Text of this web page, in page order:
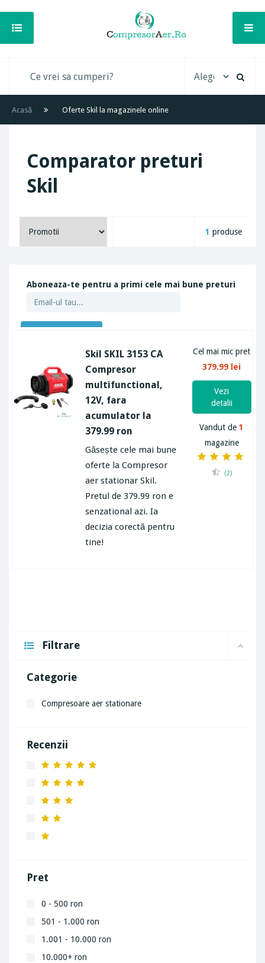
Acasă Oferte Skil la magazinele online
Comparator preturi
Skil
1 produse
Aboneaza-te pentru a primi cele mai bune preturi
Skil SKIL 3153 CA
Compresor
multifunctional,
12V, fara
acumulator la
379.99 ron
Găsește cele mai bune
oferte la Compresor
aer stationar Skil.
Pretul de 379.99 ron e
senzational azi. Ia
decizia corectă pentru
tine!
Cel mai mic pret
379.99 lei
Vezi
detalii
Vandut de1
magazine
(2)
Filtrare
Categorie
Compresoare aer stationare
Recenzii
Pret
0 - 500 ron
501 - 1.000 ron
1.001 - 10.000 ron
10.000+ ron